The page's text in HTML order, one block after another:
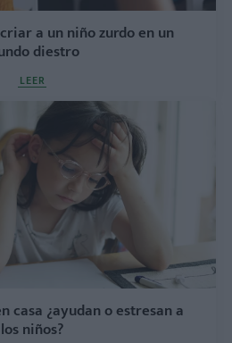
a un niño zurdo en un
diestro
LEER
casa ¿ayudan o estresan a
los niños?